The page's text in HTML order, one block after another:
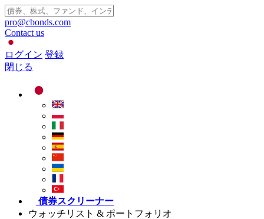
pro@cbonds.com
Contact us
ログイン 登録
閉じる
債券スクリーナー
ウォッチリスト & ポートフォリオ